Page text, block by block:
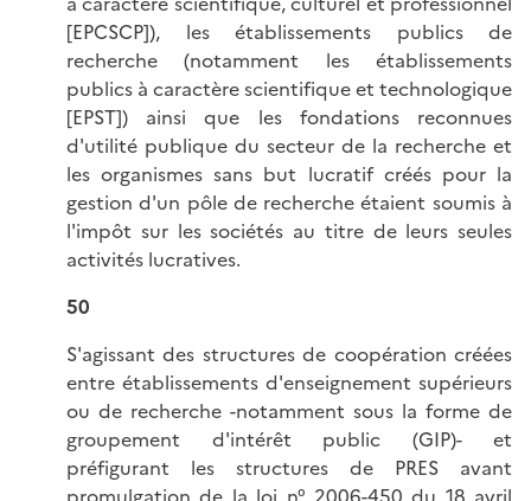
[EPCSCP]), les établissements publics de
recherche (notamment les établissements
publics à caractère scientifique et technologique
[EPST]) ainsi que les fondations reconnues
d'utilité publique du secteur de la recherche et
les organismes sans but lucratif créés pour la
gestion d'un pôle de recherche étaient soumis à
l'impôt sur les sociétés au titre de leurs seules
activités lucratives.
50
S'agissant des structures de coopération créées
entre établissements d'enseignement supérieurs
ou de recherche -notamment sous la forme de
groupement d'intérêt public (GIP)- et
préfigurant les structures de PRES avant